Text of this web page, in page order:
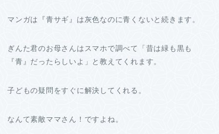
マンガは『青サギ』は灰色なのに青くないと続きます。
ぎんた君のお母さんはスマホで調べて「昔は緑も黒も
『青』だったらしいよ」と教えてくれます。
子どもの疑問をすぐに解決してくれる。
なんて素敵ママさん！ですよね。